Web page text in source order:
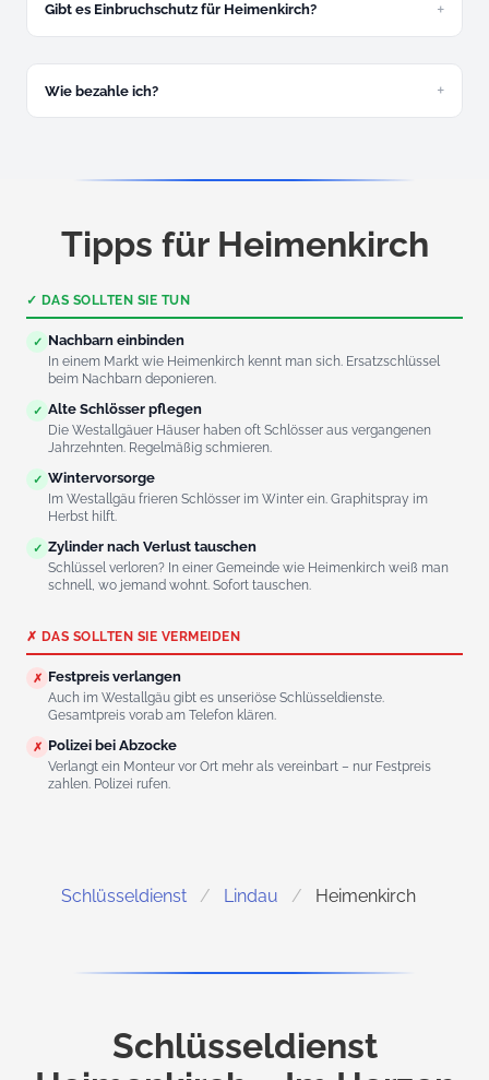
Gibt es Einbruchschutz für Heimenkirch?
Panzerriegeln, Sicherheitszylindern und Schutzbeschlägen.
Wie bezahle ich?
Tipps für Heimenkirch
✓ DAS SOLLTEN SIE TUN
✓ Nachbarn einbinden
In einem Markt wie Heimenkirch kennt man sich. Ersatzschlüssel
beim Nachbarn deponieren.
✓ Alte Schlösser pflegen
Die Westallgäuer Häuser haben oft Schlösser aus vergangenen
Jahrzehnten. Regelmäßig schmieren.
✓ Wintervorsorge
Im Westallgäu frieren Schlösser im Winter ein. Graphitspray im
Herbst hilft.
✓ Zylinder nach Verlust tauschen
Schlüssel verloren? In einer Gemeinde wie Heimenkirch weiß man
schnell, wo jemand wohnt. Sofort tauschen.
✗ DAS SOLLTEN SIE VERMEIDEN
✗ Festpreis verlangen
Auch im Westallgäu gibt es unseriöse Schlüsseldienste.
Gesamtpreis vorab am Telefon klären.
✗ Polizei bei Abzocke
Verlangt ein Monteur vor Ort mehr als vereinbart – nur Festpreis
zahlen. Polizei rufen.
Schlüsseldienst Lindau Heimenkirch
Schlüsseldienst